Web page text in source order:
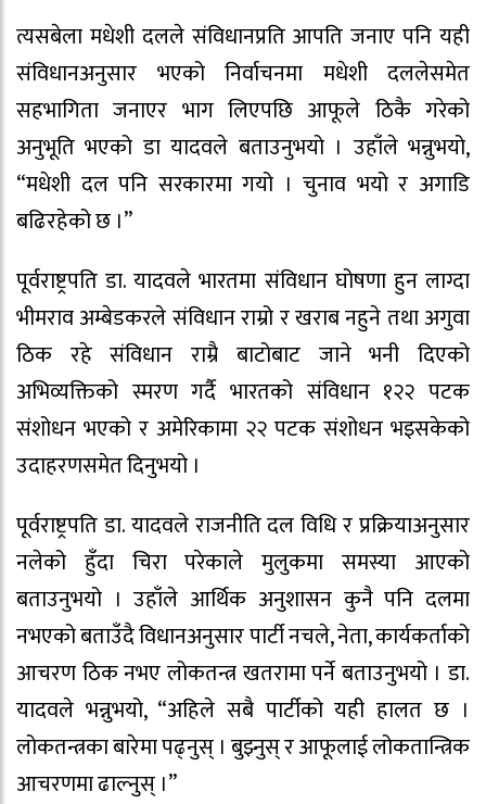
त्यसबेला मधेशी दलले संविधानप्रति आपति जनाए पनि यही
संविधानअनुसार भएको निर्वाचनमा मधेशी दललेसमेत
सहभागिता जनाएर भाग लिएपछि आफूले ठिकै गरेको
अनुभूति भएको डा यादवले बताउनुभयो । उहाँले भन्नुभयो,
“मधेशी दल पनि सरकारमा गयो । चुनाव भयो र अगाडि
बढिरहेको छ ।”
पूर्वराष्ट्रपति डा. यादवले भारतमा संविधान घोषणा हुन लाग्दा
भीमराव अम्बेडकरले संविधान राम्रो र खराब नहुने तथा अगुवा
ठिक रहे संविधान राम्रै बाटोबाट जाने भनी दिएको
अभिव्यक्तिको स्मरण गर्दै भारतको संविधान १२२ पटक
संशोधन भएको र अमेरिकामा २२ पटक संशोधन भइसकेको
उदाहरणसमेत दिनुभयो ।
पूर्वराष्ट्रपति डा. यादवले राजनीति दल विधि र प्रक्रियाअनुसार
नलेको हुँदा चिरा परेकाले मुलुकमा समस्या आएको
बताउनुभयो । उहाँले आर्थिक अनुशासन कुनै पनि दलमा
नभएको बताउँदै विधानअनुसार पार्टी नचले, नेता, कार्यकर्ताको
आचरण ठिक नभए लोकतन्त्र खतरामा पर्ने बताउनुभयो । डा.
यादवले भन्नुभयो, “अहिले सबै पार्टीको यही हालत छ ।
लोकतन्त्रका बारेमा पढ्नुस् । बुझ्नुस् र आफूलाई लोकतान्त्रिक
आचरणमा ढाल्नुस् ।”